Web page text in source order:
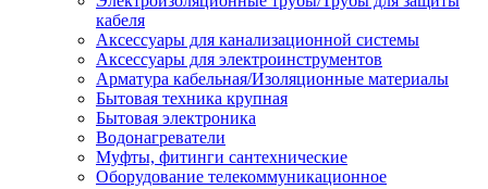
кабеля
Аксессуары для канализационной системы
Аксессуары для электроинструментов
Арматура кабельная/Изоляционные материалы
Бытовая техника крупная
Бытовая электроника
Водонагреватели
Муфты, фитинги сантехнические
Оборудование телекоммуникационное